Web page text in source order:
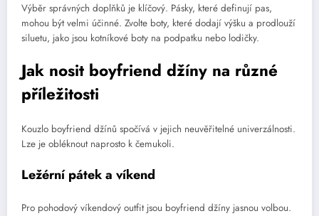
Výběr správných doplňků je klíčový. Pásky, které definují pas,
mohou být velmi účinné. Zvolte boty, které dodají výšku a prodlouží
siluetu, jako jsou kotníkové boty na podpatku nebo lodičky.
Jak nosit boyfriend džíny na různé
příležitosti
Kouzlo boyfriend džínů spočívá v jejich neuvěřitelné univerzálnosti.
Lze je obléknout naprosto k čemukoli.
Ležérní pátek a víkend
Pro pohodový víkendový outfit jsou boyfriend džíny jasnou volbou.